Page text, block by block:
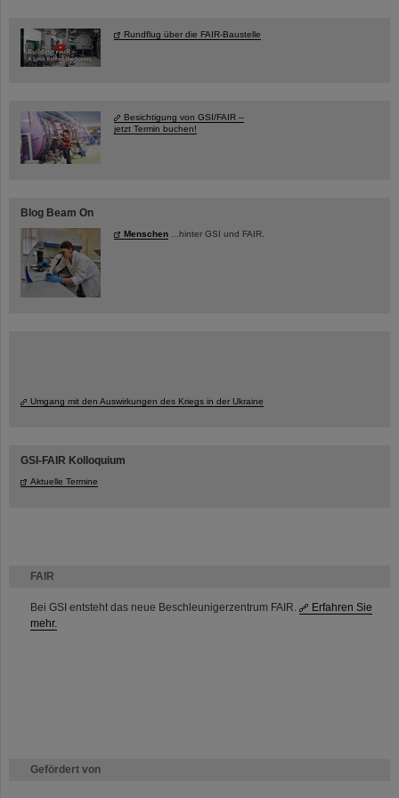
FAIR
Bei GSI entsteht das neue Beschleunigerzentrum FAIR.
Erfahren Sie
mehr.
Gefördert von
Rundflug über die FAIR-Baustelle
Besichtigung von GSI/FAIR –
jetzt Termin buchen!
Blog Beam On
Menschen ...hinter GSI und FAIR.
Umgang mit den Auswirkungen des Kriegs in der Ukraine
GSI-FAIR Kolloquium
Aktuelle Termine